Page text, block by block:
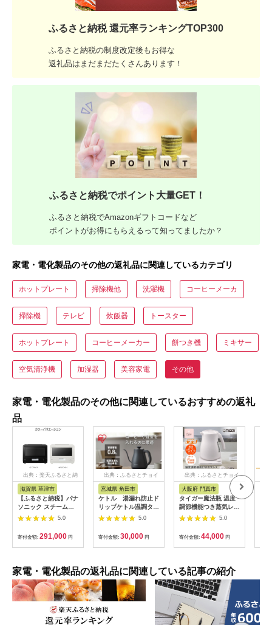
ふるさと納税 還元率ランキングTOP300
ふるさと納税の制度改定後もお得な
返礼品はまだまだたくさんあります！
ふるさと納税でポイント大量GET！
ふるさと納税でAmazonギフトコードなど
ポイントがお得にもらえるって知ってましたか？
家電・電化製品のその他の返礼品に関連しているカテゴリ
ホットプレート 掃除機他 洗濯機 コーヒーメーカ
掃除機 テレビ 炊飯器 トースター
ホットプレート コーヒーメーカー 餅つき機 ミキサー
空気清浄機 加湿器 美容家電 その他
家電・電化製品のその他に関連しているおすすめの返礼
品
出典：楽天ふるさと納
滋賀県 草津市
【ふるさと納税】パナ
ソニック スチームオ
ーブンレンジ ビスト
ロ NE-BS8D-W 容量
30L | スチームオーブ
ン ホワイトモデル 時
短調理 人気 おすすめ
ー料理 30L 大容量 キ
ッチン家電 新生活応
援
5.0
寄付金額: 291,000 円
出典：ふるさとチョイ
宮城県 角田市
ケトル 湯漏れ防止ド
リップケトル温調タイ
プ IKE-C800T-H5.0
寄付金額: 30,000 円
出典：ふるさとチョイ
大阪府 門真市
タイガー魔法瓶 温度
調節機能つき蒸気レス
電気ケトル 1.2L PTV-
A120【HC チェスナ
ッツグレー、WG グレ
イッシュホワイト】大
阪府門真市 家電 電化
活家電 新生活 新生活
応援
5.0
寄付金額: 44,000 円
家電・電化製品の返礼品に関連している記事の紹介